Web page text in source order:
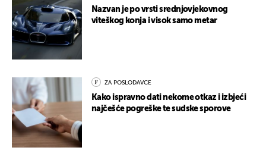
Nazvan je po vrsti srednjovjekovnog
viteškog konja i visok samo metar
ZA POSLODAVCE
Kako ispravno dati nekome otkaz i izbjeći
najčešće pogreške te sudske sporove